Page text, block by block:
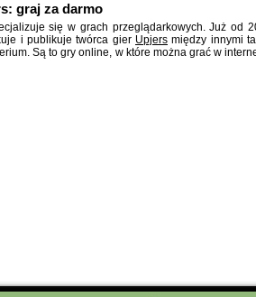
graj za darmo
się w grach przeglądarkowych. Już od
i publikuje twórca gier Upjers między innymi
Są to gry online, w które można grać w